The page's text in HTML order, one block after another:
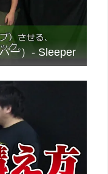
ー）- Sleeper